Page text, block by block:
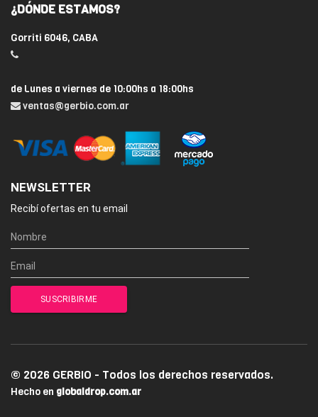
¿DÓNDE ESTAMOS?
Gorriti 6046, CABA
de Lunes a viernes de 10:00hs a 18:00hs
ventas@gerbio.com.ar
NEWSLETTER
Recibí ofertas en tu email
© 2026 GERBIO - Todos los derechos reservados.
Hecho en globaldrop.com.ar